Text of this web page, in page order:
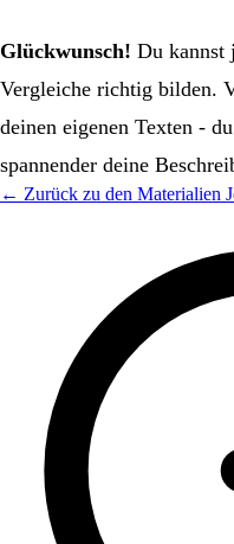
Glückwunsch! Du kannst
Vergleiche richtig bilden.
deinen eigenen Texten -
spannender deine
← Zurück zu den Materialien